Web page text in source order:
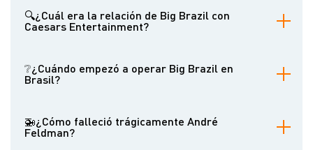
mercado regulado del juego en Brasil. Dirigió la entrada de Big
Brazil en el país, organizó el primer evento de las WSOP en Río
🔍¿Cuál era la relación de Big Brazil con
Caesars Entertainment?
Entertainment en Brasil, una relación que comenzó en 2012 bajo la
dirección de André Feldman.
❔¿Cuándo empezó a operar Big Brazil en
Brasil?
organizando un evento de póquer de las WSOP.
🚁¿Cómo falleció trágicamente André
Feldman?